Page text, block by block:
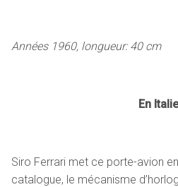
Années 1960, longueur: 40 cm
En Italie
Siro Ferrari met ce porte-avion
catalogue, le mécanisme